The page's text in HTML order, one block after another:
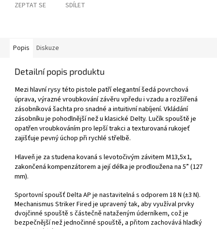
ZEPTAT SE SDÍLET
Popis Diskuze
Detailní popis produktu
Mezi hlavní rysy této pistole patří elegantní šedá povrchová
úprava, výrazné vroubkování závěru vpředu i vzadu a rozšířená
zásobníková šachta pro snadné a intuitivní nabíjení. Vkládání
zásobníku je pohodlnější než u klasické Delty. Lučík spouště je
opatřen vroubkováním pro lepší trakci a texturovaná rukojeť
zajišťuje pevný úchop při rychlé střelbě.
Hlaveň je za studena kovaná s levotočivým závitem M13,5x1,
zakončená kompenzátorem a její délka je prodloužena na 5” (127
mm).
Sportovní spoušť Delta AP je nastavitelná s odporem 18 N (±3 N).
Mechanismus Striker Fired je upravený tak, aby využíval prvky
dvojčinné spouště s částečně nataženým úderníkem, což je
bezpečnější než jednočinné spouště, a přitom zachovává hladký